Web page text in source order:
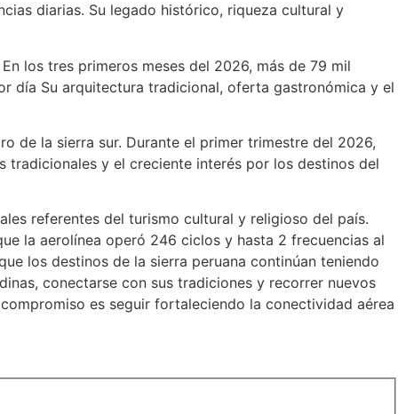
diarias. Su legado histórico, riqueza cultural y
los tres primeros meses del 2026, más de 79 mil
día Su arquitectura tradicional, oferta gastronómica y el
de la sierra sur. Durante el primer trimestre del 2026,
tradicionales y el creciente interés por los destinos del
referentes del turismo cultural y religioso del país.
la aerolínea operó 246 ciclos y hasta 2 frecuencias al
los destinos de la sierra peruana continúan teniendo
conectarse con sus tradiciones y recorrer nuevos
es seguir fortaleciendo la conectividad aérea